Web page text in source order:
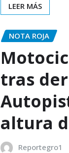
LEER MÁS
NOTA ROJA
tras
altura
Reportegro1